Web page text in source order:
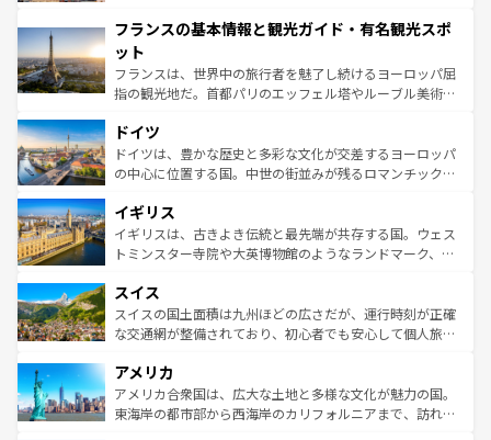
ませてくれるイタリアで、忘れられない旅をしてみよう！
なお、新着のイタリア情報は
しい。
文化が根付くこの国では、情熱的なフラメンコ、熱気あふ
れる闘牛、そして美味しいタパスが生活の一部となってい
る。首都マドリードの洗練された雰囲気や、バルセロナの
アートに溢れた街角から、地方では古代ローマ遺跡や中世
せる。地方によって風土や気候が異なるスペインはその個
性で訪れる人を魅了する。 なお、新着のスペイン情報は コ
ンテンツ一覧を参照してほしい。
フランスの基本情報と観光ガイド・有名観光スポ
ット
フランスは、世界中の旅行者を魅了し続けるヨーロッパ屈
指の観光地だ。首都パリのエッフェル塔やルーブル美術館
で、幅広い魅力が詰まっている。華麗な宮殿、歴史的な大
聖堂、美しいビーチ、そして豊かな自然が、訪れる者を心
から魅了する。また、フランスは美食の国としても知ら
いる。シャンパンの発祥地であるランス、プロヴァンスの
香り高いラベンダー畑など、多彩な楽しみ方が可能だ。さ
らに、パリ以外の地域にも魅力が溢れており、どの街角に
れる地方に足を運ぶとそれぞれで全く異なる文化を体験で
きるだろう。 なお、新着のフランス情報はコンテンツ一覧
を参照してほしい。
ドイツ
ドイツは、豊かな歴史と多彩な文化が交差するヨーロッパ
の中心に位置する国。中世の街並みが残るロマンチック街
顔を持つこの国は、どこを歩いても飽きることがない。ベ
ルリンの文化的活気、バイエルン州のアルプスの絶景、そ
してライン川沿いのワイン畑といった風景は必見。ビール
は、お酒好きな人にはぜひ体験してほしい。 なお、新着の
ドイツ情報はコンテンツ一覧を参照してほしい。
イギリス
イギリスは、古きよき伝統と最先端が共存する国。ウェス
トミンスター寺院や大英博物館のようなランドマーク、歴
リアごとに異なる魅力がある。また、優雅なアフタヌーン
ティー、ビール好きにはたまらない英国パブ、サッカー観
戦など、本場だからこそできる体験も豊富。イギリスを旅
ンツ一覧を参照してほしい。
スイス
スイスの国土面積は九州ほどの広さだが、運行時刻が正確
な交通網が整備されており、初心者でも安心して個人旅行
の建物がそのまま残る町や、スイスならではのユニークな
博物館もあり、アルプス観光だけでなく町歩きも満喫する
ことができる。国民の所得が高いため物価も高いが、旅行
アメリカ
アメリカ合衆国は、広大な土地と多様な文化が魅力の国。
東海岸の都市部から西海岸のカリフォルニアまで、訪れる